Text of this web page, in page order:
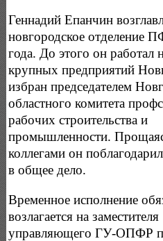
Геннадий Епанчин
новгородское отделение
года. До этого он работал
крупных предприятий
избран председателем
областного комитета
рабочих строительства и
промышленности.
коллегами он
в общее дело.
Временное исполнение
возлагается на заместителя
управляющего ГУ-ОПФР